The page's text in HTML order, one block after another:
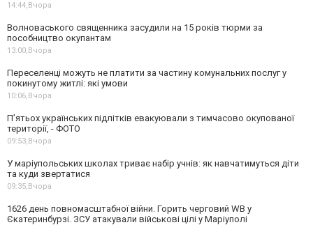
14:44,Вчора
Волноваського священника засудили на 15 років тюрми за
пособництво окупантам
13:00,Вчора
Переселенці можуть не платити за частину комунальних послуг у
покинутому житлі: які умови
10:06,Вчора
П’ятьох українських підлітків евакуювали з тимчасово окупованої
території, - ФОТО
09:53,Вчора
У маріупольських школах триває набір учнів: як навчатимуться діти
та куди звертатися
09:35,Вчора
1626 день повномасштабної війни. Горить черговий WB у
Єкатеринбурзі. ЗСУ атакували військові цілі у Маріуполі